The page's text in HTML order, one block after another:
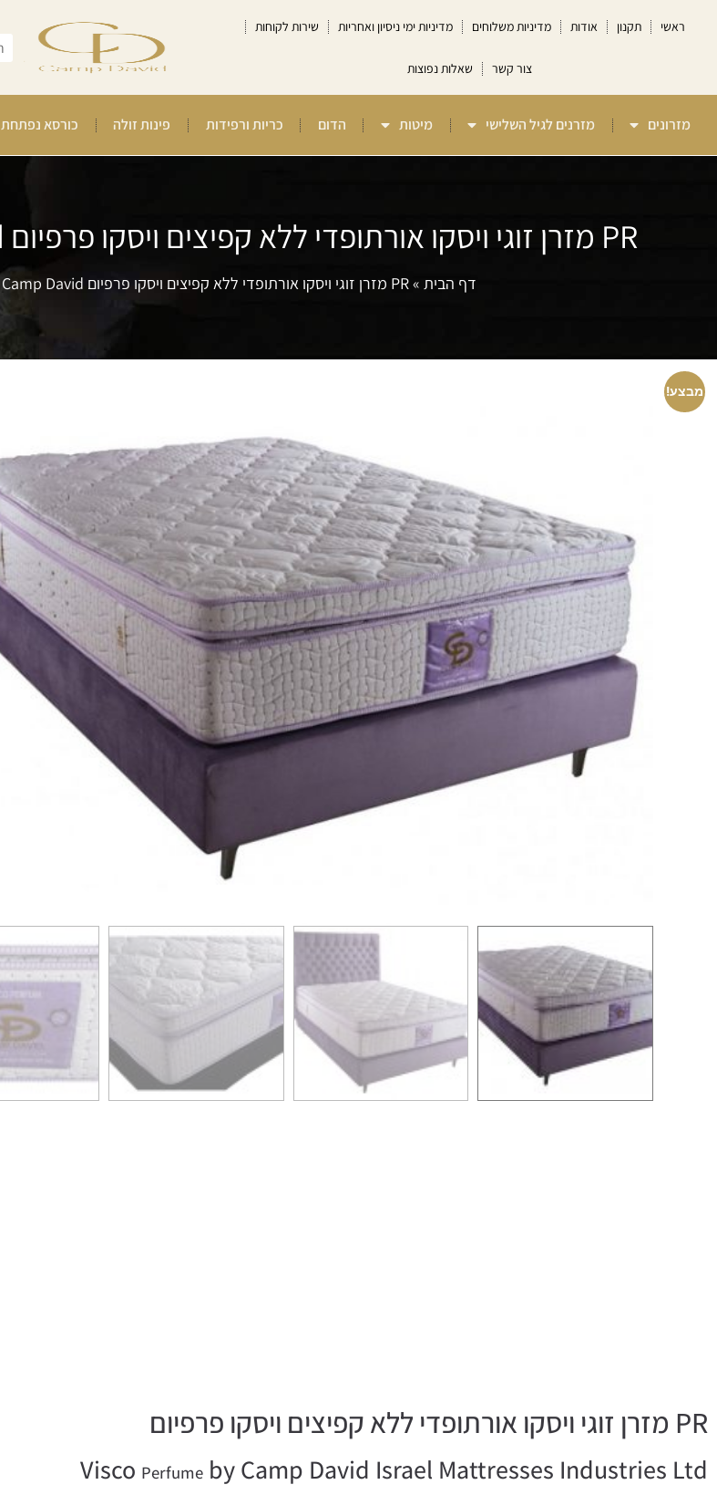
ראשי תקנון אודות מדיניות משלוחים מדיניות ימי ניסיון ואחריות שירות לקוחות
צור קשר שאלות נפוצות
מזרונים מזרנים לגיל השלישי מיטות הדום כריות ורפידות פינות זולה כורסא נפתחת
PR מזרן זוגי ויסקו אורתופדי ללא קפיצים ויסקו פרפיום Camp David
דף הבית »PR מזרן זוגי ויסקו אורתופדי ללא קפיצים ויסקו פרפיום Camp David
מבצע!
PR מזרן זוגי ויסקו אורתופדי ללא קפיצים ויסקו פרפיום
Visco Perfume by Camp David Israel Mattresses Industries Ltd